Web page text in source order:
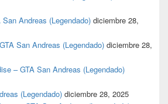
Andreas (Legendado) diciembre 28,
San Andreas (Legendado) diciembre 28,
– GTA San Andreas (Legendado)
(Legendado) diciembre 28, 2025